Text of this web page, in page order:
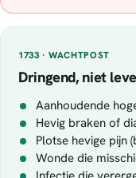
1733 · WACHTPOST
Dringend, niet
Aanhoudende
Hevig braken of
Plotse hevige pijn
Wonde die